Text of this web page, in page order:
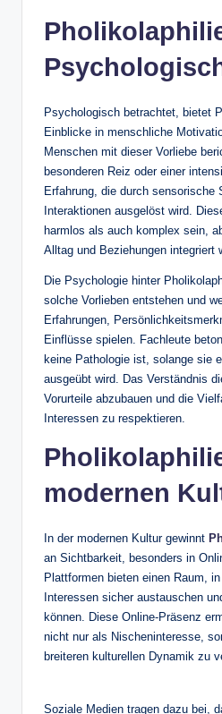
Psychologisch betrachtet, bietet
Einblicke in menschliche
Menschen mit dieser Vorliebe
besonderen Reiz oder einer
Erfahrung, die durch sensorische
Interaktionen ausgelöst wird.
harmlos als auch komplex sein,
Alltag und Beziehungen integriert
Die Psychologie hinter
solche Vorlieben entstehen und
Erfahrungen,
Einflüsse spielen. Fachleute
keine Pathologie ist, solange sie
ausgeübt wird. Das Verständnis
Vorurteile abzubauen und die
Interessen zu respektieren.
modernen
In der modernen Kultur gewinnt
an Sichtbarkeit, besonders in
Plattformen bieten einen Raum,
Interessen sicher austauschen
können. Diese Online-Präsenz
nicht nur als Nischeninteresse,
breiteren kulturellen Dynamik zu
Soziale Medien tragen dazu bei,